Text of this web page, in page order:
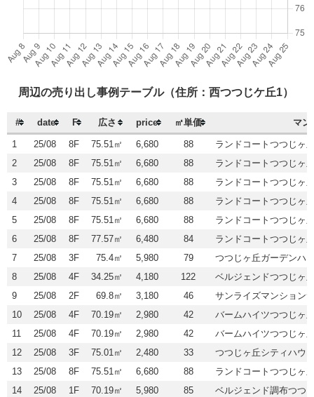
周辺の売り出し事例テーブル（住所：西つつじケ丘1）
# date F 広さ price ㎡単価 マン
1 25/08 8F 75.51㎡ 6,680 88 ランドコートつつじヶ
2 25/08 8F 75.51㎡ 6,680 88 ランドコートつつじヶ
3 25/08 8F 75.51㎡ 6,680 88 ランドコートつつじヶ
4 25/08 8F 75.51㎡ 6,680 88 ランドコートつつじヶ
5 25/08 8F 75.51㎡ 6,680 88 ランドコートつつじヶ
6 25/08 8F 77.57㎡ 6,480 84 ランドコートつつじヶ
7 25/08 3F 75.4㎡ 5,980 79 つつじヶ丘ガーデンハ
8 25/08 4F 34.25㎡ 4,180 122 ベルジェンドつつじヶ
9 25/08 2F 69.8㎡ 3,180 46 サンライズマンション
10 25/08 4F 70.19㎡ 2,980 42 バームハイツつつじヶ
11 25/08 4F 70.19㎡ 2,980 42 バームハイツつつじヶ
12 25/08 3F 75.01㎡ 2,480 33 つつじヶ丘シティハウ
13 25/08 8F 75.51㎡ 6,680 88 ランドコートつつじヶ
14 25/08 1F 70.19㎡ 5,980 85 ベルジェンド調布つつ